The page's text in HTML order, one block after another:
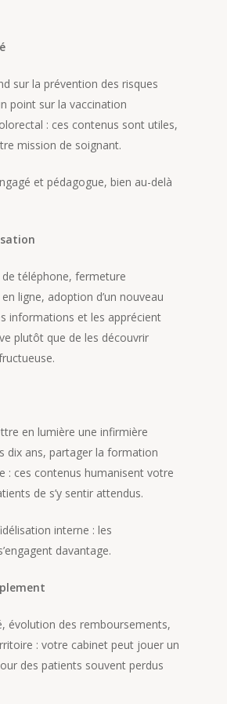
sur la prévention des risques
point sur la vaccination
: ces contenus sont utiles,
mission de soignant.
et pédagogue, bien au-delà
téléphone, fermeture
ligne, adoption d’un nouveau
informations et les apprécient
plutôt que de les découvrir
en lumière une infirmière
dix ans, partager la formation
: ces contenus humanisent votre
de s’y sentir attendus.
interne : les
davantage.
évolution des remboursements,
: votre cabinet peut jouer un
des patients souvent perdus